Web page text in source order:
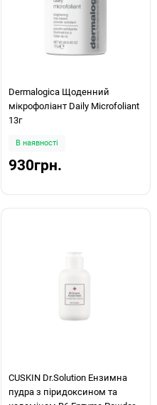
Dermalogica Щоденний
мікрофоліант Daily Microfoliant
13г
В наявності
930грн.
CUSKIN Dr.Solution Ензимна
пудра з піридоксином та